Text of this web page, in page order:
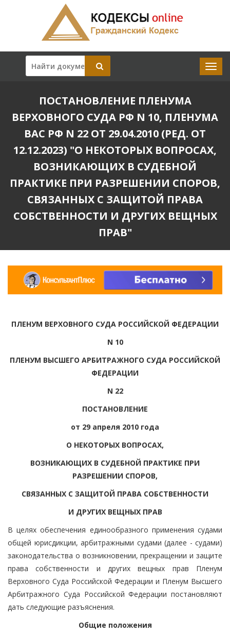
ПОСТАНОВЛЕНИЕ ПЛЕНУМА
ВЕРХОВНОГО СУДА РФ N 10, ПЛЕНУМА
ВАС РФ N 22 ОТ 29.04.2010 (РЕД. ОТ
12.12.2023) "О НЕКОТОРЫХ ВОПРОСАХ,
ВОЗНИКАЮЩИХ В СУДЕБНОЙ
ПРАКТИКЕ ПРИ РАЗРЕШЕНИИ СПОРОВ,
СВЯЗАННЫХ С ЗАЩИТОЙ ПРАВА
СОБСТВЕННОСТИ И ДРУГИХ ВЕЩНЫХ
ПРАВ"
ПЛЕНУМ ВЕРХОВНОГО СУДА РОССИЙСКОЙ ФЕДЕРАЦИИ
N 10
ПЛЕНУМ ВЫСШЕГО АРБИТРАЖНОГО СУДА РОССИЙСКОЙ
ФЕДЕРАЦИИ
N 22
ПОСТАНОВЛЕНИЕ
от 29 апреля 2010 года
О НЕКОТОРЫХ ВОПРОСАХ,
ВОЗНИКАЮЩИХ В СУДЕБНОЙ ПРАКТИКЕ ПРИ
РАЗРЕШЕНИИ СПОРОВ,
СВЯЗАННЫХ С ЗАЩИТОЙ ПРАВА СОБСТВЕННОСТИ
И ДРУГИХ ВЕЩНЫХ ПРАВ
В целях обеспечения единообразного применения судами
общей юрисдикции, арбитражными судами (далее - судами)
законодательства о возникновении, прекращении и защите
права собственности и других вещных прав Пленум
Верховного Суда Российской Федерации и Пленум Высшего
Арбитражного Суда Российской Федерации постановляют
дать следующие разъяснения.
Общие положения